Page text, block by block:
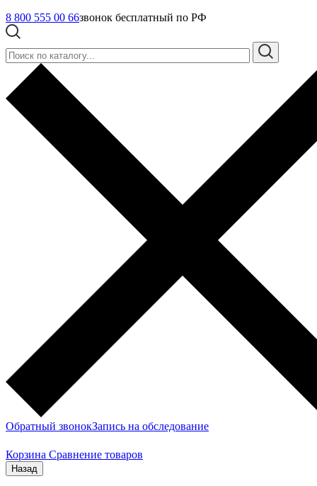
8 800 555 00 66звонок бесплатный по РФ
Обратный звонокЗапись на обследование
Корзина Сравнение товаров
Назад